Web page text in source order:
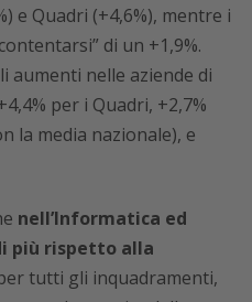
e Quadri (+4,6%), mentre i
di un +1,9%.
aumenti nelle aziende di
per i Quadri, +2,7%
la media nazionale), e
nell’Informatica ed
più rispetto alla
tutti gli inquadramenti,